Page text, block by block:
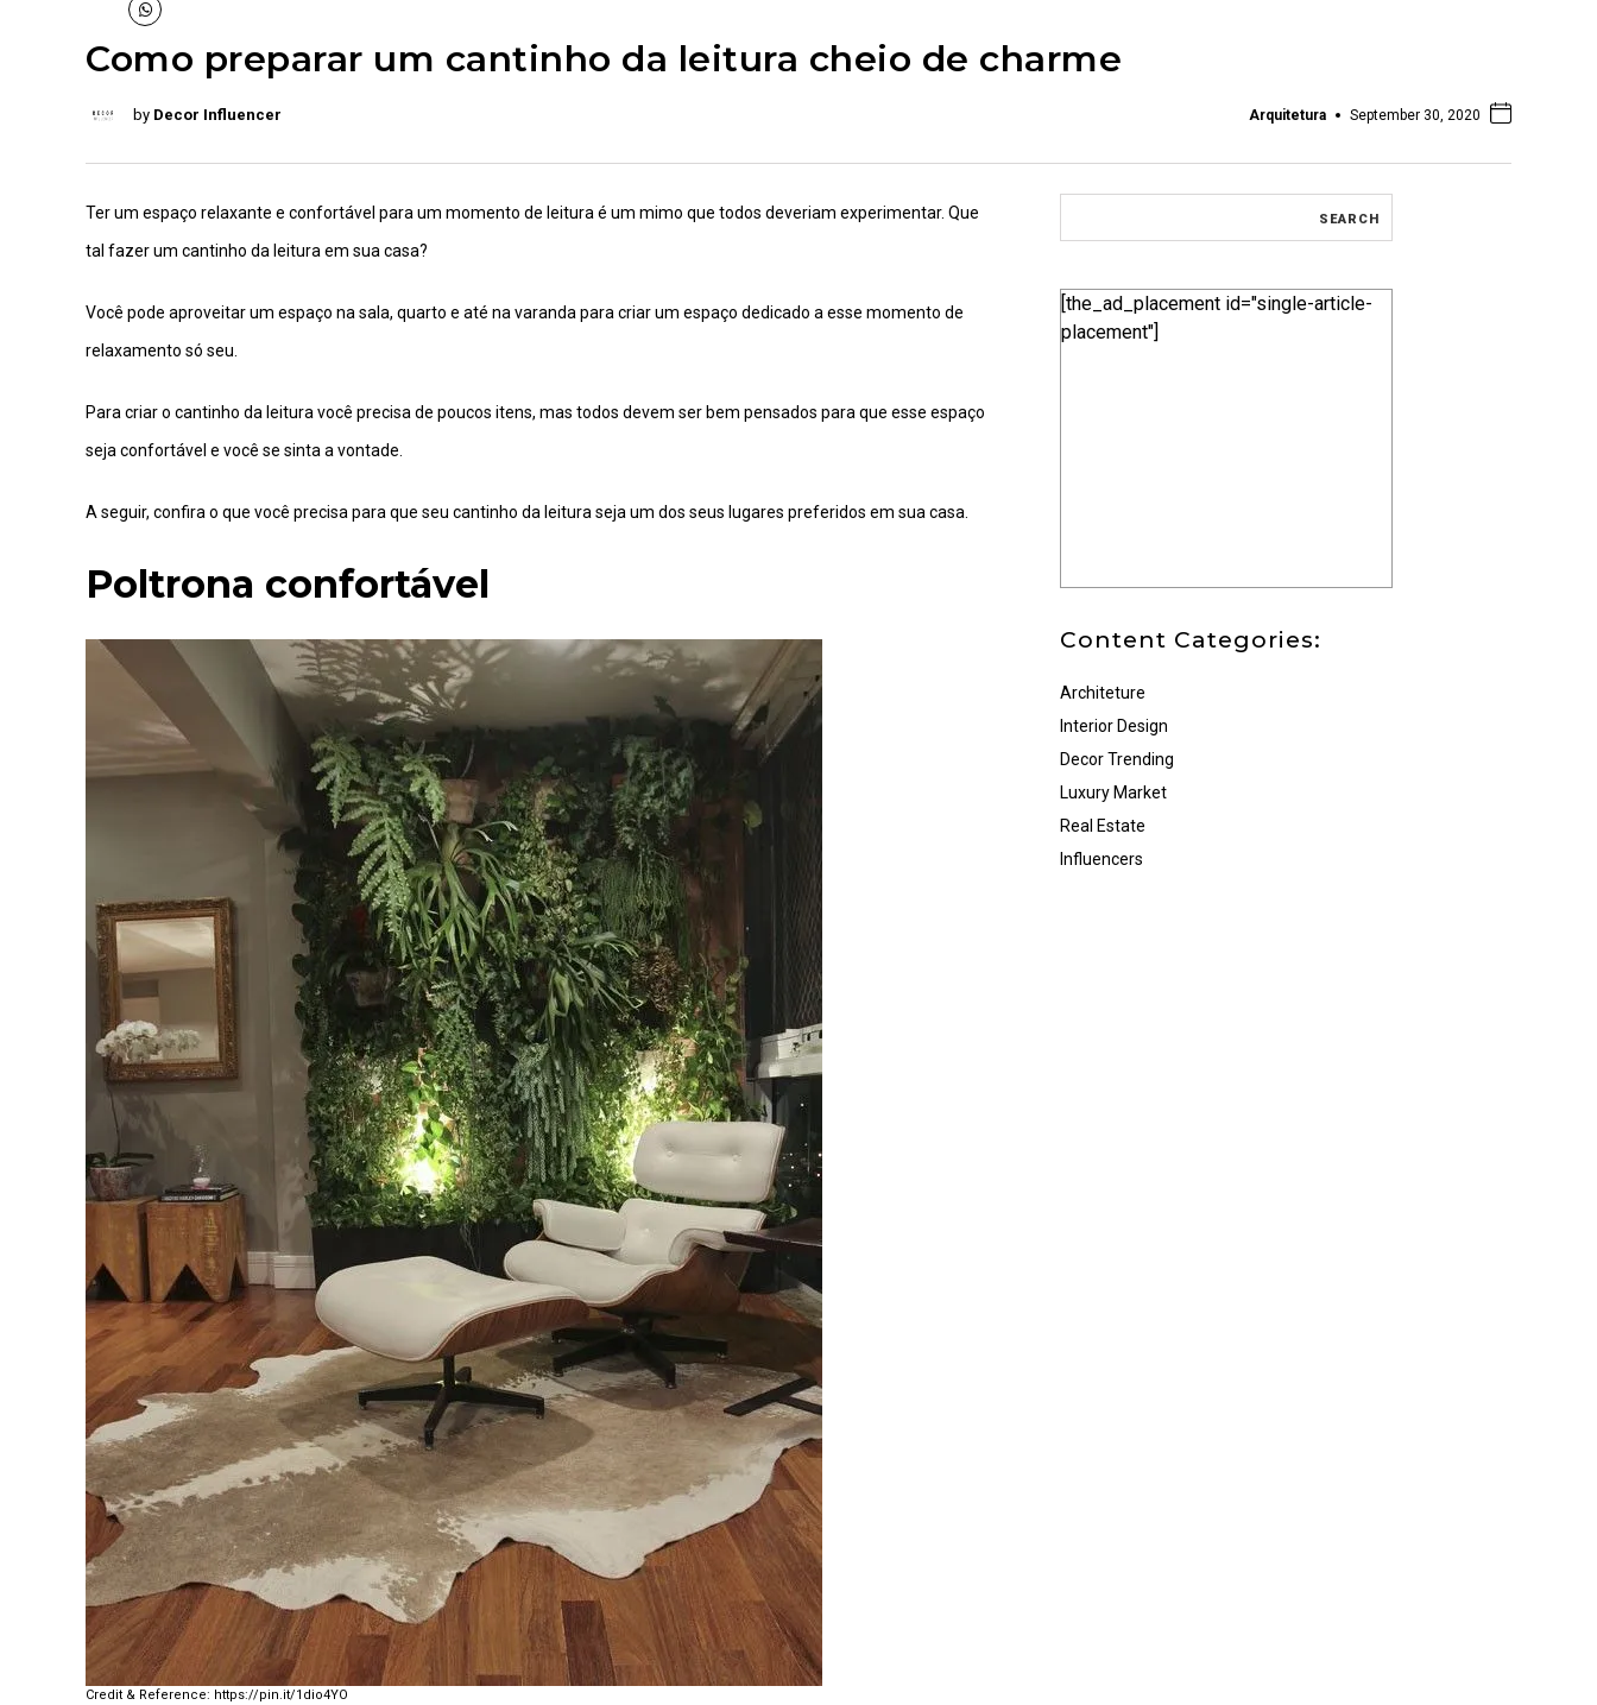
Como preparar um cantinho da leitura cheio de charme
by Decor Influencer Arquitetura September 30, 2020
Ter um espaço relaxante e confortável para um momento de leitura é um mimo que todos deveriam experimentar. Que
tal fazer um cantinho da leitura em sua casa?
Você pode aproveitar um espaço na sala, quarto e até na varanda para criar um espaço dedicado a esse momento de
relaxamento só seu.
Para criar o cantinho da leitura você precisa de poucos itens, mas todos devem ser bem pensados para que esse espaço
seja confortável e você se sinta a vontade.
A seguir, confira o que você precisa para que seu cantinho da leitura seja um dos seus lugares preferidos em sua casa.
Poltrona confortável
https://pin.it/1dio4YO
[the_ad_placement id="single-article-
placement"]
Content Categories:
Architeture
Interior Design
Decor Trending
Luxury Market
Real Estate
Influencers